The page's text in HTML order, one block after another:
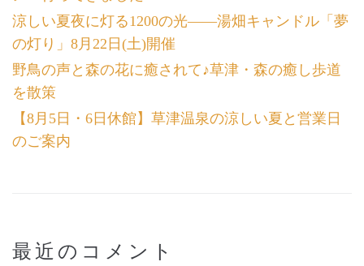
涼しい夏夜に灯る1200の光――湯畑キャンドル「夢
の灯り」8月22日(土)開催
野鳥の声と森の花に癒されて♪草津・森の癒し歩道
を散策
【8月5日・6日休館】草津温泉の涼しい夏と営業日
のご案内
最近のコメント